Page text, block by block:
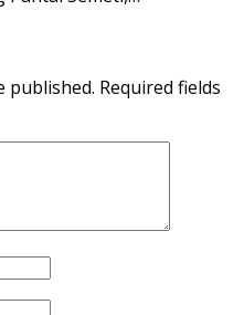
published. Required fields